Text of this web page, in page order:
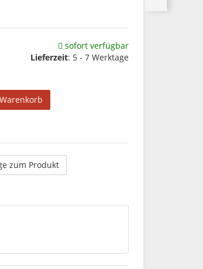
sofort verfügbar
Lieferzeit: 5 - 7 Werktage
zum Produkt